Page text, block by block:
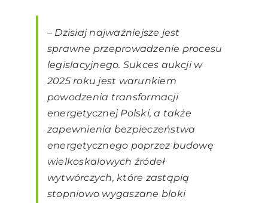
– Dzisiaj najważniejsze jest
sprawne przeprowadzenie procesu
legislacyjnego. Sukces aukcji w
2025 roku jest warunkiem
powodzenia transformacji
energetycznej Polski, a także
zapewnienia bezpieczeństwa
energetycznego poprzez budowę
wielkoskalowych źródeł
wytwórczych, które zastąpią
stopniowo wygaszane bloki